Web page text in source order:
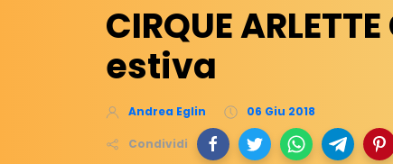
CIRQUE
estiva
Andrea Eglin 06 Giu 2018
Condividi